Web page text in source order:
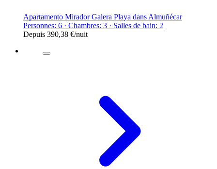
Apartamento Mirador Galera Playa dans Almuñécar
Personnes: 6 · Chambres: 3 · Salles de bain: 2
Depuis 390,38 €/nuit